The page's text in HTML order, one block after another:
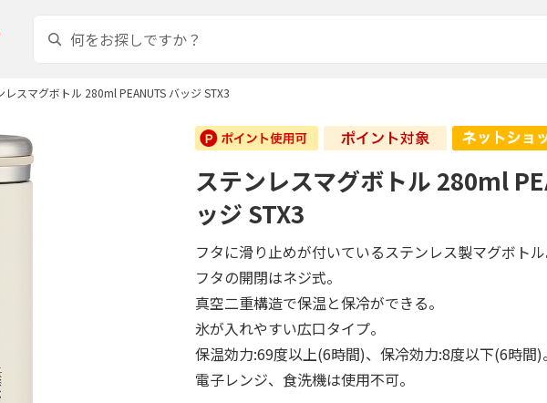
レスマグボトル 280ml PEANUTS バッジ STX3
ステンレスマグボトル 280ml
ッジ STX3
フタに滑り止めが付いているステンレス製マグボトル
フタの開閉はネジ式。
真空二重構造で保温と保冷ができる。
氷が入れやすい広口タイプ。
保温効力:69度以上(6時間)、保冷効力:8度以下(6時間)。
電子レンジ、食洗機は使用不可。